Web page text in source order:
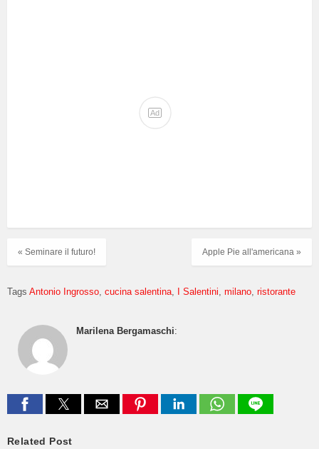
Ad
Apple Pie all'americana »
« Seminare il futuro!
Tags Antonio Ingrosso cucina salentina I Salentini milano ristorante
Marilena Bergamaschi:
Related Post